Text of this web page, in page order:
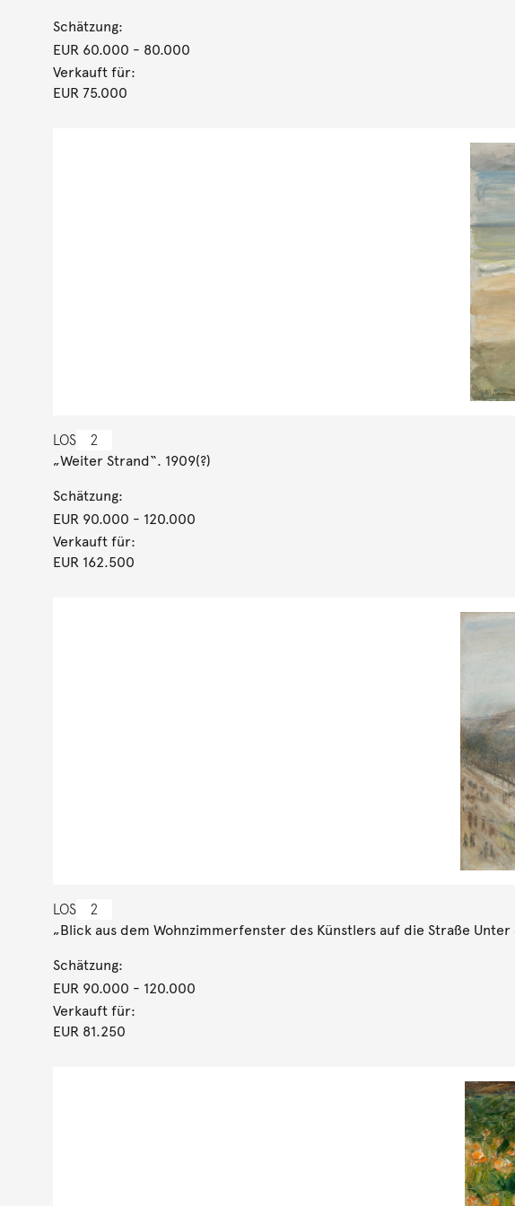
Schätzung:
EUR 60.000 - 80.000
Verkauft für:
EUR 75.000
LOS 2
„Weiter Strand“. 1909(?)
Schätzung:
EUR 90.000 - 120.000
Verkauft für:
EUR 162.500
LOS 2
„Blick aus dem Wohnzimmerfenster des Künstlers auf die Straße Unter
Schätzung:
EUR 90.000 - 120.000
Verkauft für:
EUR 81.250